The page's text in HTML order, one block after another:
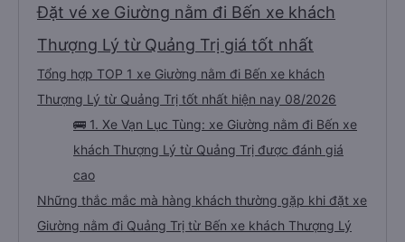
Đặt vé xe Giường nằm đi Bến xe khách
Thượng Lý từ Quảng Trị giá tốt nhất
Tổng hợp TOP 1 xe Giường nằm đi Bến xe khách
Thượng Lý từ Quảng Trị tốt nhất hiện nay 08/2026
🚌 1. Xe Vạn Lục Tùng: xe Giường nằm đi Bến xe
khách Thượng Lý từ Quảng Trị được đánh giá
cao
Những thắc mắc mà hàng khách thường gặp khi đặt xe
Giường nằm đi Quảng Trị từ Bến xe khách Thượng Lý